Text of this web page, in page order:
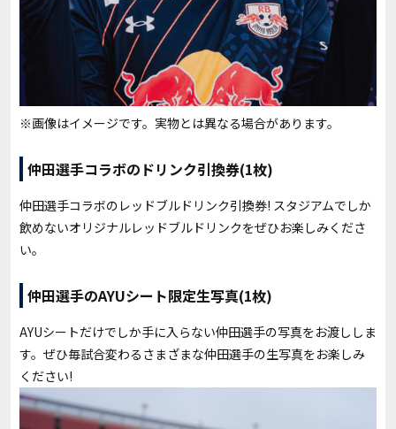
※画像はイメージです。実物とは異なる場合があります。
仲田選手コラボのドリンク引換券(1枚)
仲田選手コラボのレッドブルドリンク引換券! スタジアムでしか
飲めないオリジナルレッドブルドリンクをぜひお楽しみくださ
い。
仲田選手のAYUシート限定生写真(1枚)
AYUシートだけでしか手に入らない仲田選手の写真をお渡ししま
す。ぜひ毎試合変わるさまざまな仲田選手の生写真をお楽しみ
ください!